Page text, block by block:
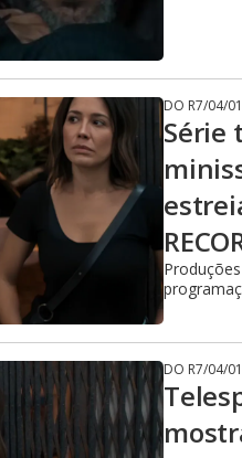
DO R7/04/
Série
DO R7/04/